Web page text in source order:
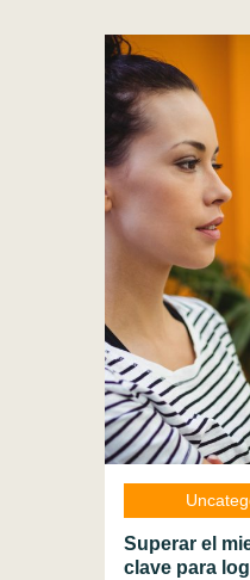
Superar el
clave para